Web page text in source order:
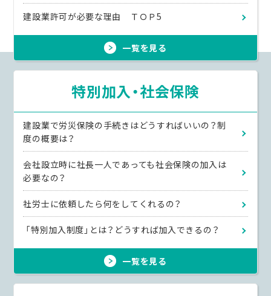
建設業許可が必要な理由 ＴＯＰ5
一覧を見る
特別加入・社会保険
建設業で労災保険の手続きはどうすればいいの？制
度の概要は？
会社設立時に社長一人であっても社会保険の加入は
必要なの？
社労士に依頼したら何をしてくれるの？
「特別加入制度」とは？どうすれば加入できるの？
一覧を見る